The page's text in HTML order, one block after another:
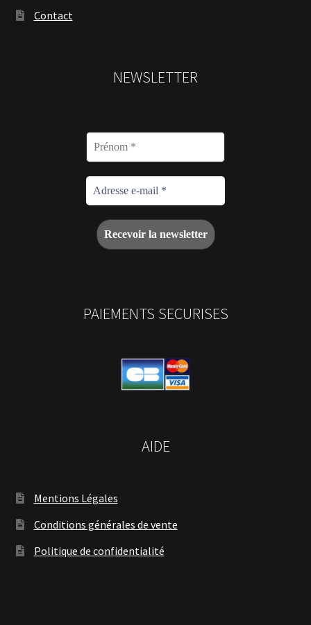
Contact
NEWSLETTER
PAIEMENTS SECURISES
AIDE
Mentions Légales
Conditions générales de vente
Politique de confidentialité